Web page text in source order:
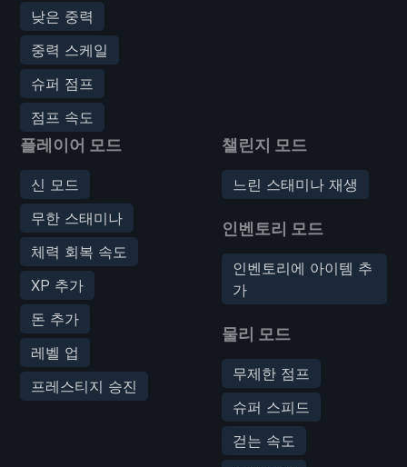
낮은 중력
중력 스케일
슈퍼 점프
점프 속도
플레이어 모드
신 모드
무한 스태미나
체력 회복 속도
XP 추가
돈 추가
레벨 업
프레스티지 승진
챌린지 모드
느린 스태미나 재생
인벤토리 모드
인벤토리에 아이템 추
가
물리 모드
무제한 점프
슈퍼 스피드
걷는 속도